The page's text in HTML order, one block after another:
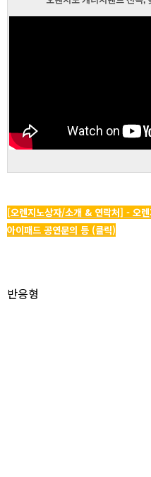
[오렌지노상자/소개 & 연락처] - 오
아이패드 공연문의 등 (클릭)
반응형